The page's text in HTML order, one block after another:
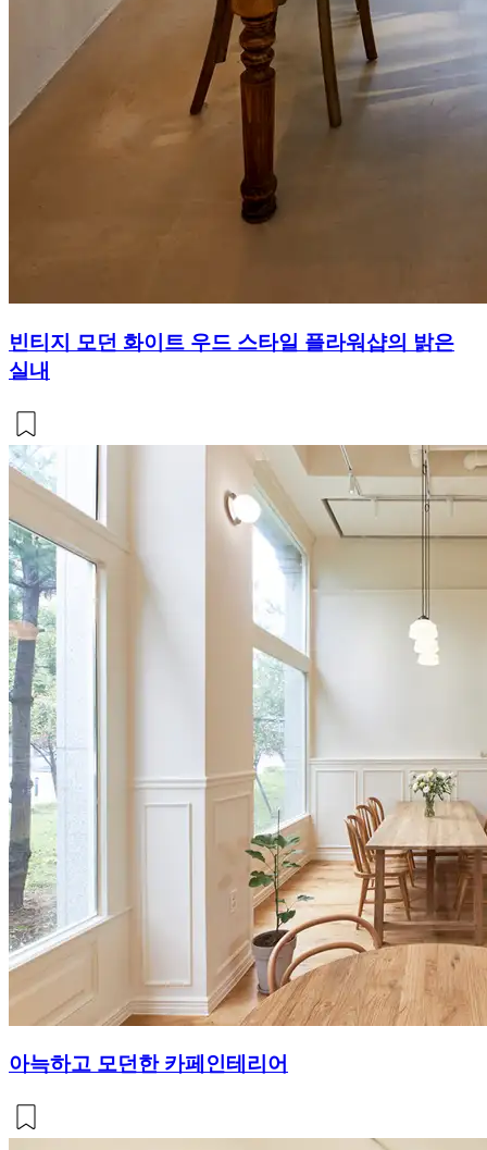
빈티지 모던 화이트 우드 스타일 플라워샵의 밝은
실내
아늑하고 모던한 카페인테리어